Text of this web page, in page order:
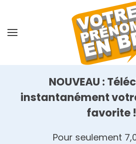
NOUVEAU :
instantanément
favorite !
Pour seulement